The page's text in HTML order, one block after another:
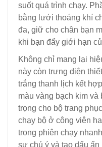
suốt quá trình chạy.
bằng lưới thoáng khí
đa, giữ cho chân bạn
khi bạn đẩy giới hạn
Không chỉ mang lại
này còn trưng diện
trắng thanh lịch kết
màu vàng bạch kim
trọng cho bộ trang
chạy bộ ở công viên
trong phiên chạy
sự chú ý và tạo dấu